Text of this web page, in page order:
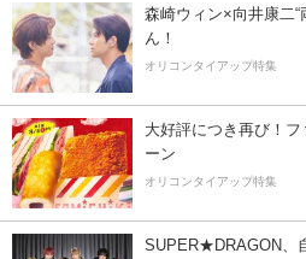
森崎ウィン×向井康二“
ん！
オリコンタイアップ特集
大好評につき再び！
ーン
オリコンタイアップ特集
SUPER★DRAGON、